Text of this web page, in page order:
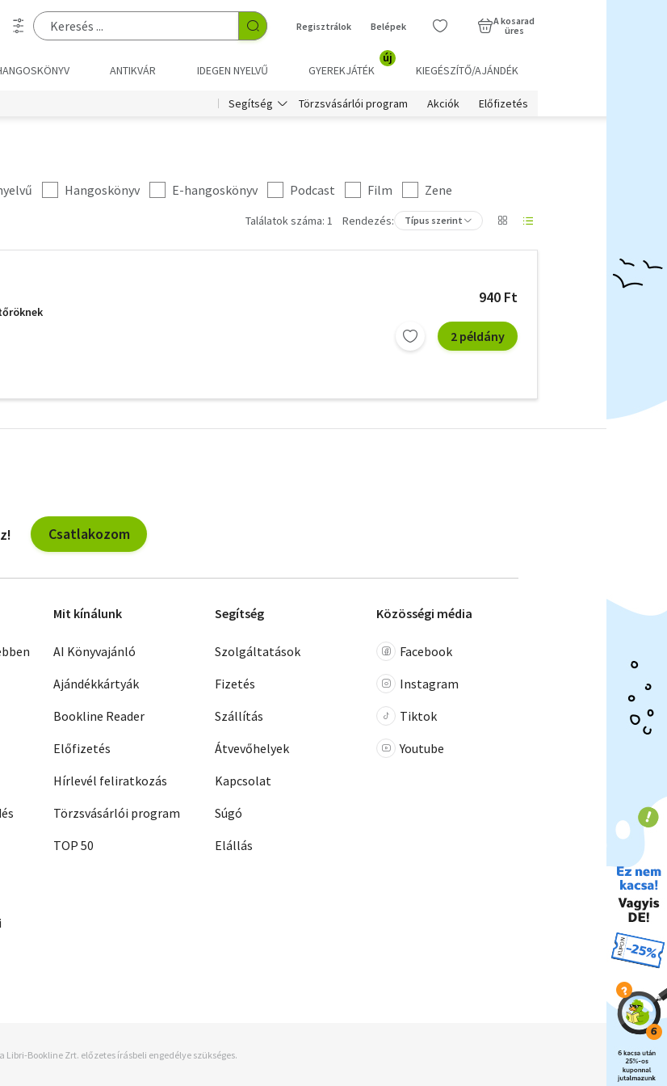
Regisztrálok Belépek
A kosarad
üres
ANTIKVÁR IDEGEN NYELVŰ GYEREKJÁTÉK
új
KIEGÉSZÍTŐ/AJÁNDÉK
Segítség Törzsvásárlói program Akciók Előfizetés
Hangoskönyv E-hangoskönyv Podcast Film
Zene
Találatok száma: 1 Rendezés: Típus szerint
940 Ft
2 példány
szűrők
Csatlakozom
Mit kínálunk
AI Könyvajánló
Ajándékkártyák
Bookline Reader
Előfizetés
Hírlevél feliratkozás
Törzsvásárlói program
TOP 50
Segítség
Szolgáltatások
Fizetés
Szállítás
Átvevőhelyek
Kapcsolat
Súgó
Elállás
Közösségi média
Facebook
Instagram
Tiktok
Youtube
Bookline Zrt. előzetes írásbeli engedélye szükséges.